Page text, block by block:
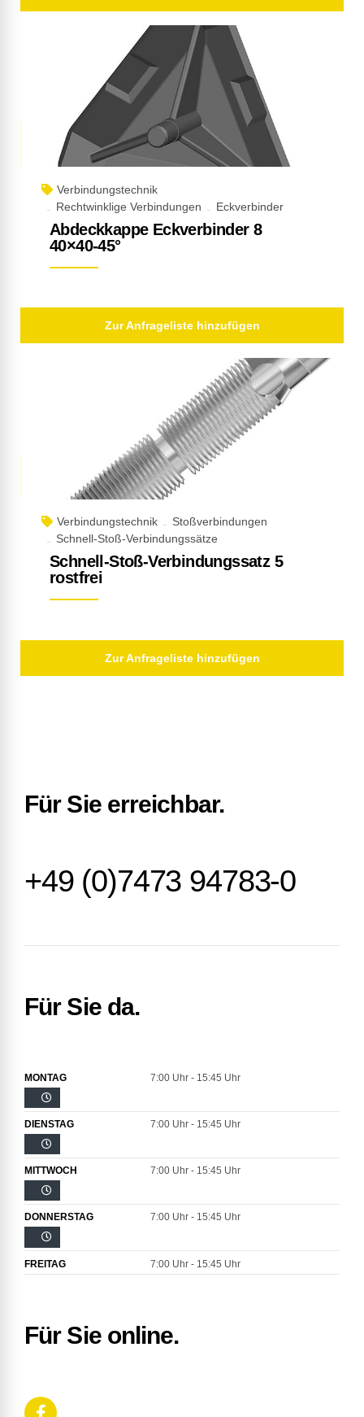
Verbindungstechnik
Rechtwinklige Verbindungen
Eckverbinder
Abdeckkappe Eckverbinder 8
40×40-45°
Zur Anfrageliste hinzufügen
Verbindungstechnik
Stoßverbindungen
Schnell-Stoß-Verbindungssätze
Schnell-Stoß-Verbindungssatz 5
rostfrei
Zur Anfrageliste hinzufügen
Für Sie erreichbar.
+49 (0)7473 94783-0
Für Sie da.
MONTAG 7:00 Uhr - 15:45 Uhr
DIENSTAG 7:00 Uhr - 15:45 Uhr
MITTWOCH 7:00 Uhr - 15:45 Uhr
DONNERSTAG 7:00 Uhr - 15:45 Uhr
FREITAG 7:00 Uhr - 15:45 Uhr
Für Sie online.